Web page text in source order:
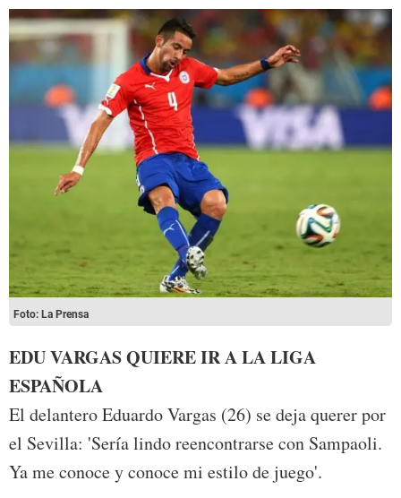
Foto: La Prensa
EDU VARGAS QUIERE IR A LA LIGA
ESPAÑOLA
El delantero Eduardo Vargas (26) se deja querer por
el Sevilla: 'Sería lindo reencontrarse con Sampaoli.
Ya me conoce y conoce mi estilo de juego'.